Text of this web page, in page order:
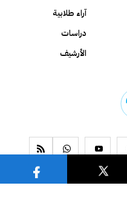
آراء طلابية
دراسات
الأرشيف